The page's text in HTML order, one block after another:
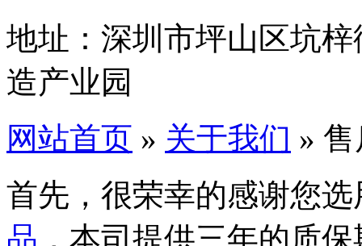
地址：深圳市坪山区坑
造产业园
网站首页 » 关于我们 »
首先，很荣幸的感谢您
品 ，本司提供三年的质